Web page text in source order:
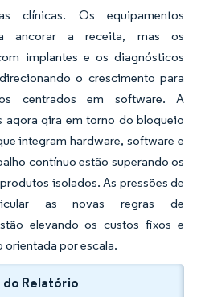
clínicas. Os equipamentos
ancorar a receita, mas os
implantes e os diagnósticos
o crescimento para
centrados em software. A
agora gira em torno do bloqueio
integram hardware, software e
contínuo estão superando os
isolados. As pressões de
as novas regras de
elevando os custos fixos e
por escala.
do Relatório